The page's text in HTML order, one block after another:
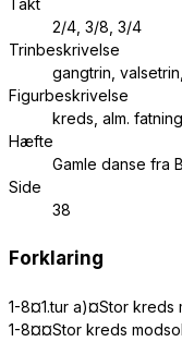
Takt
2/4, 3/8, 3/4
Trinbeskrivelse
gangtrin,
Figurbeskrivelse
kreds, alm.
Hæfte
Gamle danse fra
Side
38
Forklaring
1-8¤1.tur a)¤Stor
1-8¤¤Stor kreds